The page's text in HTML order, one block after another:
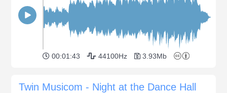
00:01:43 44100Hz 3.93Mb
Twin Musicom - Night at the Dance Hall